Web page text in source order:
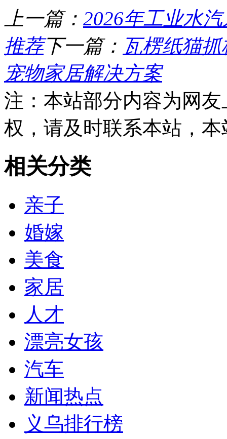
上一篇： 2026年工业水
推荐下一篇： 瓦楞纸猫
宠物家居解决方案
注：本站部分内容为网
权，请及时联系本站，
相关分类
亲子
婚嫁
美食
家居
人才
漂亮女孩
汽车
新闻热点
义乌排行榜